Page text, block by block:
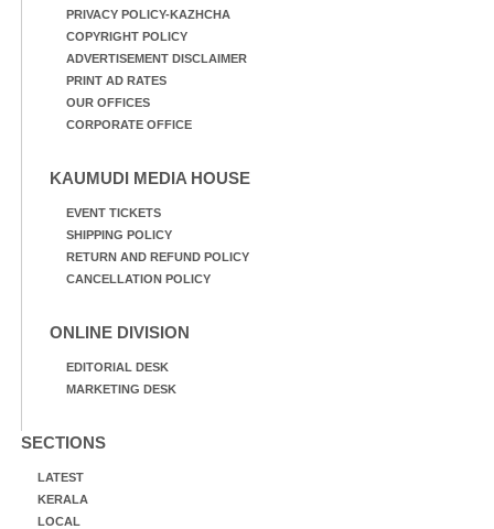
PRIVACY POLICY-KAZHCHA
COPYRIGHT POLICY
ADVERTISEMENT DISCLAIMER
PRINT AD RATES
OUR OFFICES
CORPORATE OFFICE
KAUMUDI MEDIA HOUSE
EVENT TICKETS
SHIPPING POLICY
RETURN AND REFUND POLICY
CANCELLATION POLICY
ONLINE DIVISION
EDITORIAL DESK
MARKETING DESK
SECTIONS
LATEST
KERALA
LOCAL